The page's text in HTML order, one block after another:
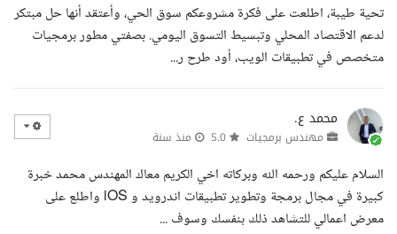
تحية طيبة، اطلعت على فكرة مشروعكم سوق الحي، وأعتقد أنها حل مبتكر
لدعم الاقتصاد المحلي وتبسيط التسوق اليومي. بصفتي مطور برمجيات
متخصص في تطبيقات الويب، أود طرح ر...
محمد ع.
مهندس برمجيات منذ سنة
السلام عليكم ورحمه الله وبركاته اخي الكريم معاك المهندس محمد خبرة
كبيرة في مجال برمجة وتطوير تطبيقات اندرويد و iOS واطلع على
معرض اعمالي للتشاهد ذلك بنفسك وسوف ...